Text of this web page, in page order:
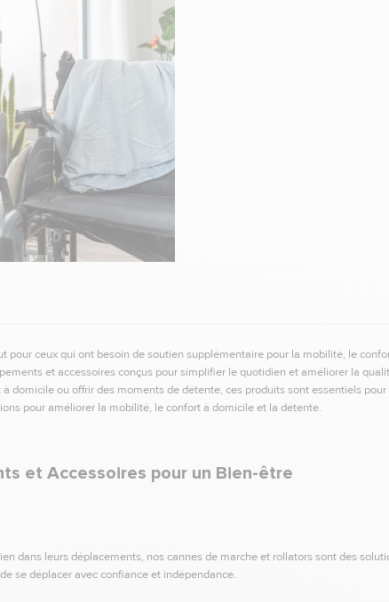
pour ceux qui ont besoin de soutien supplémentaire pour la mobilité, le
et accessoires conçus pour simplifier le quotidien et améliorer la
domicile ou offrir des moments de détente, ces produits sont essentiels
pour améliorer la mobilité, le confort à domicile et la détente.
et Accessoires pour un Bien-être
dans leurs déplacements, nos cannes de marche et rollators sont des
se déplacer avec confiance et indépendance.